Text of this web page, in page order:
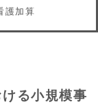
護加算
る小規模事